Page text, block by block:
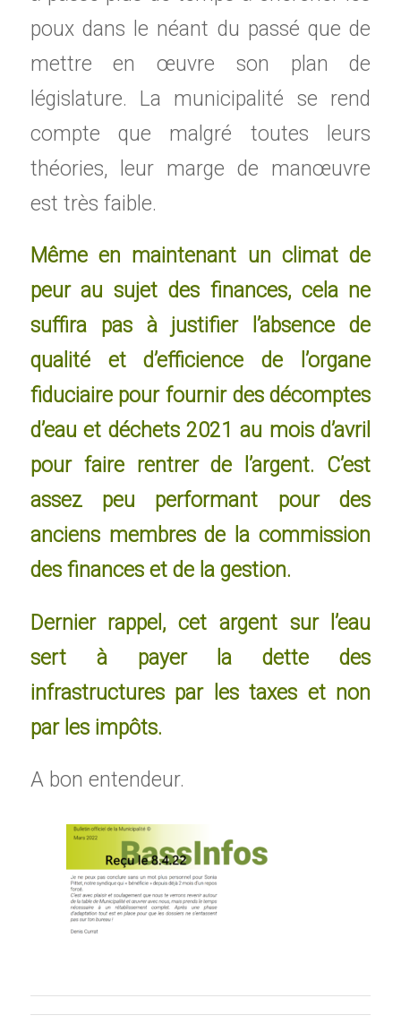
poux dans le néant du passé que de
mettre en œuvre son plan de
législature. La municipalité se rend
compte que malgré toutes leurs
théories, leur marge de manœuvre
est très faible.
Même en maintenant un climat de
peur au sujet des finances, cela ne
suffira pas à justifier l’absence de
qualité et d’efficience de l’organe
fiduciaire pour fournir des décomptes
d’eau et déchets 2021 au mois d’avril
pour faire rentrer de l’argent. C’est
assez peu performant pour des
anciens membres de la commission
des finances et de la gestion.
Dernier rappel, cet argent sur l’eau
sert à payer la dette des
infrastructures par les taxes et non
par les impôts.
A bon entendeur.